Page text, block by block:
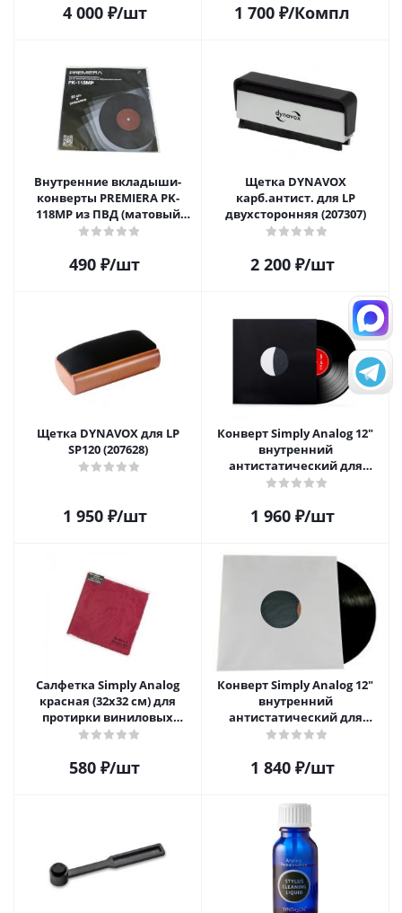
4 000₽/шт 1 700 ₽/Компл
Внутренние вкладыши-
конверты PREMIERA PK-
118MP из ПВД (матовый
пластик) для 12" виниловых
490 ₽/шт
Щетка DYNAVOX
карб.антист. для LP
двухсторонняя (207307)
2 200₽/шт
Щетка DYNAVOX для LP
SP120 (207628)
1 950₽/шт
Конверт Simply Analog 12"
внутренний
антистатический для
пластинок (25 шт)
1 960₽/шт
Салфетка Simply Analog
красная (32х32 см) для
протирки виниловых
пластинок из микрофибры
580 ₽/шт
Конверт Simply Analog 12"
внутренний
антистатический для
пластинок (25шт)
1 840₽/шт